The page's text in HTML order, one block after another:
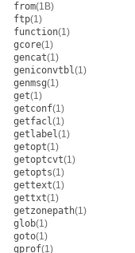
from(1B)
ftp(1)
function(1)
gcore(1)
gencat(1)
geniconvtbl(1)
genmsg(1)
get(1)
getconf(1)
getfacl(1)
getlabel(1)
getopt(1)
getoptcvt(1)
getopts(1)
gettext(1)
gettxt(1)
getzonepath(1)
glob(1)
goto(1)
gprof(1)